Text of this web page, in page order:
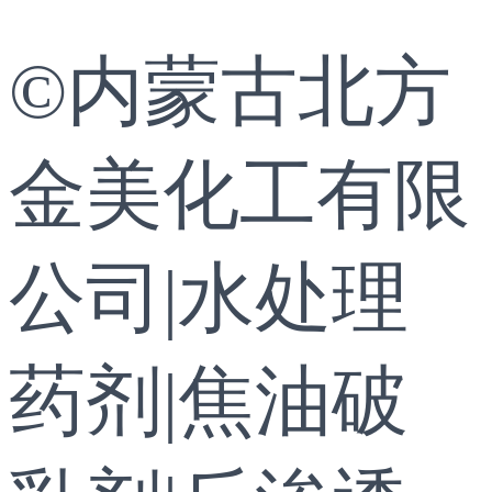
©内蒙古北方
金美化工有限
公司|水处理
药剂|焦油破